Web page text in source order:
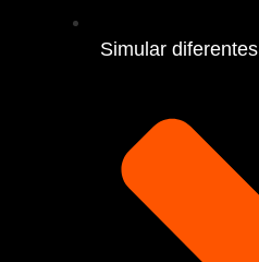
Simular diferentes